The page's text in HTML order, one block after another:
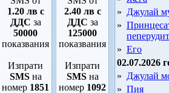
1.20 лв с
ДДС за
50000
показвания
Изпрати
SMSна
номер 1851
2.40 лв с
ДДС за
125000
показвания
Изпрати
SMSна
номер 1092
» Джулай
»
» Его
02.07.2026
» Джулай
» Пия